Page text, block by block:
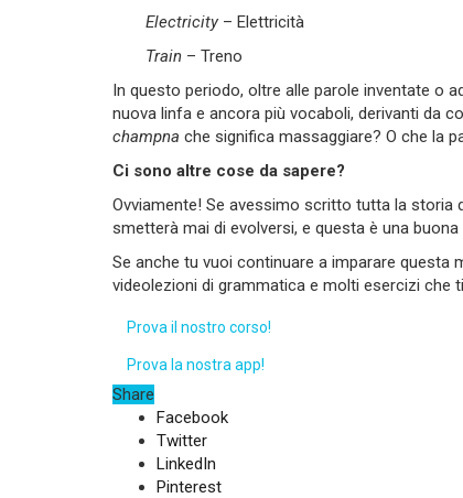
Electricity– Elettricità
Train – Treno
In questo periodo, oltre alle parole inventate o
nuova linfa e ancora più vocaboli, derivanti da
champna che significa massaggiare? O che la
Ci sono altre cose da sapere?
Ovviamente! Se avessimo scritto tutta la storia
smetterà mai di evolversi, e questa è una
Se anche tu vuoi continuare a imparare
videolezioni di grammatica e molti esercizi che
Prova il nostro corso!
Prova la nostra app!
Share
Facebook
Twitter
LinkedIn
Pinterest